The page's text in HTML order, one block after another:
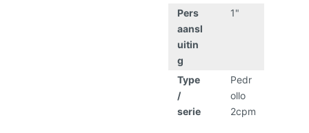
Pers
aansl
uitin
g
1"
Type
/
serie
Pedr
ollo
2cpm